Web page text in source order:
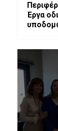
Έργα